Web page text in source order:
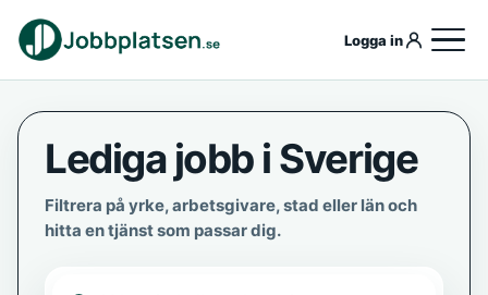
Logga in
Lediga jobb i Sverige
Filtrera på yrke, arbetsgivare, stad eller län och
hitta en tjänst som passar dig.